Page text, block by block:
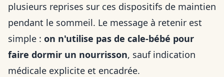
plusieurs reprises sur ces dispositifs de maintien
pendant le sommeil. Le message à retenir est
simple : on n'utilise pas de cale-bébé pour
faire dormir un nourrisson, sauf indication
médicale explicite et encadrée.